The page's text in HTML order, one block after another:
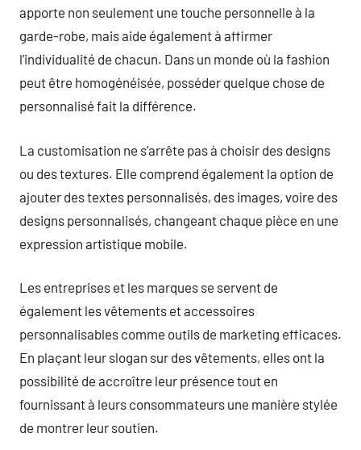
apporte non seulement une touche personnelle à la
garde-robe, mais aide également à affirmer
l’individualité de chacun. Dans un monde où la fashion
peut être homogénéisée, posséder quelque chose de
personnalisé fait la différence.
La customisation ne s’arrête pas à choisir des designs
ou des textures. Elle comprend également la option de
ajouter des textes personnalisés, des images, voire des
designs personnalisés, changeant chaque pièce en une
expression artistique mobile.
Les entreprises et les marques se servent de
également les vêtements et accessoires
personnalisables comme outils de marketing efficaces.
En plaçant leur slogan sur des vêtements, elles ont la
possibilité de accroître leur présence tout en
fournissant à leurs consommateurs une manière stylée
de montrer leur soutien.